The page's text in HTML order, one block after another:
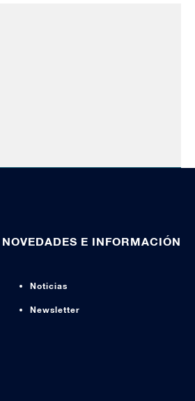
NOVEDADES E INFORMACIÓN
Noticias
Newsletter